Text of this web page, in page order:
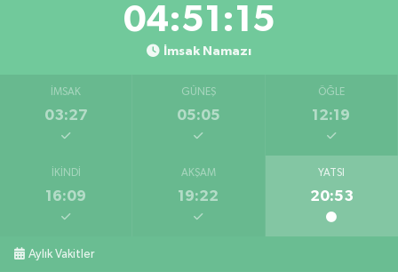
04:51:14
İmsak Namazı
İMSAK
03:27
GÜNEŞ
05:05
ÖĞLE
12:19
İKINDI
16:09
AKŞAM
19:22
YATSI
20:53
Aylık Vakitler